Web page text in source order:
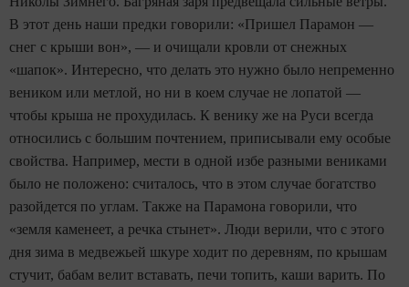
В этот день наши предки говорили: «Пришел Парамон —
снег с крыши вон», — и очищали кровли от снежных
«шапок». Интересно, что делать это нужно было непременно
веником или метлой, но ни в коем случае не лопатой —
чтобы крыша не прохудилась. К венику же на Руси всегда
относились с большим почтением, приписывали ему особые
свойства. Например, мести в одной избе разными вениками
было не положено: считалось, что в этом случае богатство
разойдется по углам. Также на Парамона говорили, что
«земля каменеет, а речка стынет». Люди верили, что с этого
дня зима в медвежьей шкуре ходит по деревням, по крышам
стучит, бабам велит вставать, печи топить, каши варить. По